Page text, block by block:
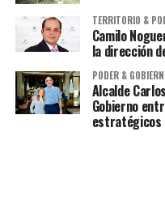
TERRITORIO &
Camilo
la dirección
PODER &
Alcalde
Gobierno
estratégicos